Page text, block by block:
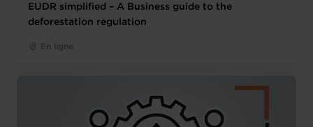
EUDR simplified – A Business guide to the
deforestation regulation
En ligne